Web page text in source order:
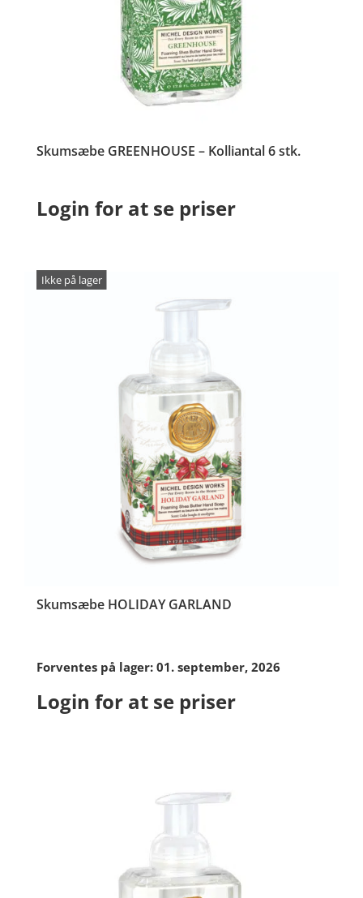
Skumsæbe GREENHOUSE – Kolliantal 6 stk.
Login for at se priser
Ikke på lager
Skumsæbe HOLIDAY GARLAND
Forventes på lager: 01. september, 2026
Login for at se priser